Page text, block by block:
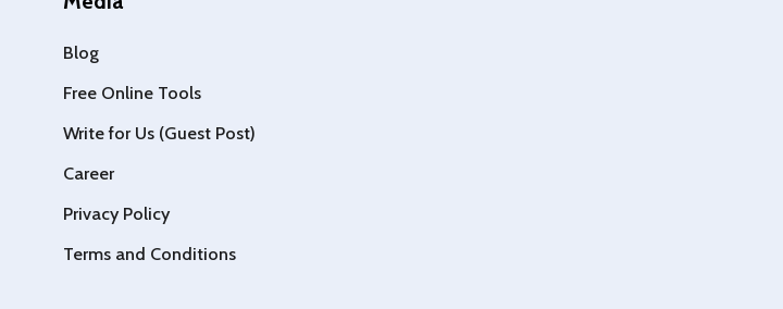
Blog
Free Online Tools
Write for Us (Guest Post)
Career
Privacy Policy
Terms and Conditions